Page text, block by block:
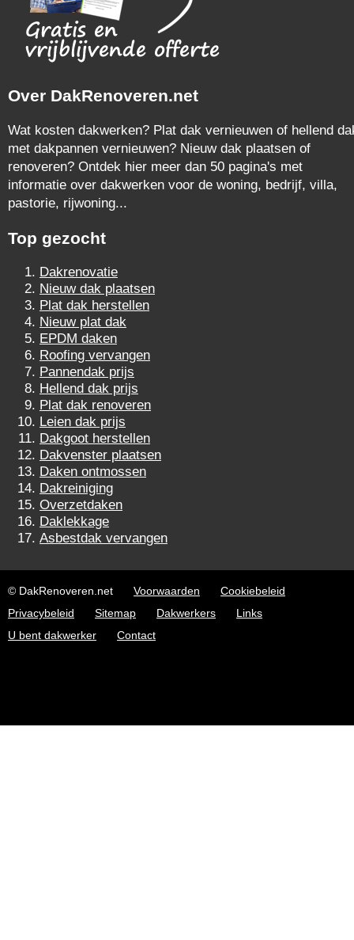
Over DakRenoveren.net
Wat kosten dakwerken? Plat dak vernieuwen of hellend
met dakpannen vernieuwen? Nieuw dak plaatsen of
renoveren? Ontdek hier meer dan 50 pagina's met
informatie over dakwerken voor de woning, bedrijf, villa,
pastorie, rijwoning...
Top gezocht
Dakrenovatie
Nieuw dak plaatsen
Plat dak herstellen
Nieuw plat dak
EPDM daken
Roofing vervangen
Pannendak prijs
Hellend dak prijs
Plat dak renoveren
Leien dak prijs
Dakgoot herstellen
Dakvenster plaatsen
Daken ontmossen
Dakreiniging
Overzetdaken
Daklekkage
Asbestdak vervangen
© DakRenoveren.net Voorwaarden
Cookiebeleid
Privacybeleid
Sitemap Dakwerkers
Links
U bent dakwerker
Contact